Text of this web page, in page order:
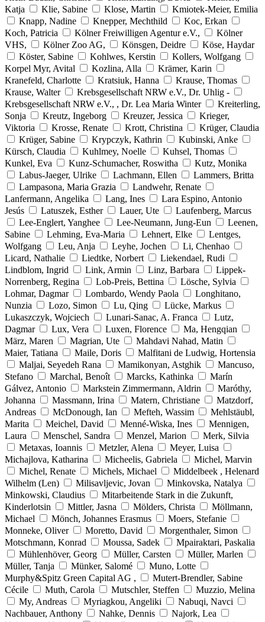
Katja
Klie, Sabine Klose, Martin
Kmiotek-Meier, Emilia
Knapp, Nadine
Knepper, Mechthild
Koc, Erkan
Koch, Patricia
Kölner Freiwilligen Agentur e.V.,
Kölner
VHS,
Kölner Zoo AG, Könsgen, Deidre
Köse, Haydar
Köster, Sabine
Kohlwes, Kerstin
Kollers, Wolfgang
Korpel Myr, Avital
Kozlina, Alla
Krämer, Karin
Kranefeld, Charlotte
Kratsiuk, Hanna
Krause, Thomas
Krause, Walter
Krebsgesellschaft NRW e.V., Dr. Uhlig -
Krebsgesellschaft NRW e.V., , Dr. Lea Maria Winter
Kreiterling,
Sonja
Kreutz, Ingeborg Kreuzer, Jessica
Krieger,
Viktoria
Krosse, Renate Krott, Christina
Krüger, Claudia
Krüger, Sabine
Krypczyk, Kathrin
Kubinski, Anke
Kürsch, Claudia
Kuhlmey, Noelle
Kuhsel, Thomas
Kunkel, Eva
Kunz-Schumacher, Roswitha
Kutz, Monika
Labus-Jaeger, Ulrike
Lachmann, Ellen
Lammers, Britta
Lampasona, Maria Grazia
Landwehr, Renate
Lanfermann, Angelika
Lang, Ines
Lara Espino, Antonio
Jesús
Latuszek, Esther Lauer, Ute
Laufenberg, Marcus
Lee-Englert, Yanghee
Lee-Neumann, Jung-Eun
Leenen,
Sabine
Lehming, Eva-Maria Lehnert, Elke
Lentges,
Wolfgang
Leu, Anja Leyhe, Jochen
Li, Chenhao
Licard, Nathalie
Liedtke, Norbert
Liekendael, Rudi
Lindblom, Ingrid
Link, Armin Linz, Barbara
Lippek-
Norrenberg, Regina
Lob-Preis, Bettina
Lösche, Sylvia
Lohmar, Dagmar
Lombardo, Wendy Paola
Longhitano,
Nunzia
Lozo, Simon Lu, Qing
Lücke, Markus
Lukaszczyk, Wojciech
Lunari-Sanac, A. Franca
Lutz,
Dagmar
Lux, Vera Luxen, Florence
Ma, Hengqian
März, Maren
Magrian, Ute
Mahdavi Nahad, Matin
Maier, Tatiana
Maile, Doris
Malfitani de Ludwig, Hortensia
Maljai, Seyedeh Rana
Mamikonyan, Astghik
Mancuso,
Stefano
Marchal, Benoît Marcks, Kathinka
Marín
Gálvez, Antonio
Markstein Zimmermann, Aldrin
Maróthy,
Johanna
Massmann, Irina Matern, Christiane
Matzdorf,
Andreas
McDonough, Ian Mefteh, Wassim
Mehlstäubl,
Marita
Meichel, David Menné-Wiska, Ines
Mennigen,
Laura
Menschel, Sandra Menzel, Marion
Merk, Silvia
Metaxas, Ioannis
Metzler, Alena
Meyer, Luisa
Michajlova, Katharina
Micheelis, Gabriela
Michel, Marvin
Michel, Renate
Michels, Michael
Middelbeek , Helenard
Wilhelm (Len)
Milisavljevic, Jovan
Minkovska, Natalya
Minkowski, Claudius
Mitarbeitende Stark in die Zukunft,
Kinderlotsin
Mittler, Jasna Mölders, Christa
Möllmann,
Michael
Mönch, Johannes Erasmus
Moers, Stefanie
Monneke, Oliver
Moretto, David
Morgenthaler, Simon
Motschmann, Konrad
Moussa, Sadek
Mpairaktari, Paskalia
Mühlenhöver, Georg
Müller, Carsten
Müller, Marlen
Müller, Tanja
Münker, Salomé
Muno, Lotte
Murphy&Spitz Green Capital AG ,
Mutert-Brendler, Sabine
Cécile
Muth, Carola Mutschler, Steffen
Muzzio, Melina
My, Andreas
Myriagkou, Angeliki
Nabuqi, Navci
Nachbauer, Anthony
Nahke, Dennis
Najork, Lea